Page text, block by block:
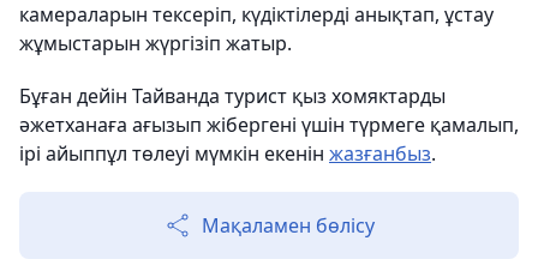
камераларын тексеріп, күдіктілерді анықтап, ұстау
жұмыстарын жүргізіп жатыр.
Бұған дейін Тайванда турист қыз хомяктарды
әжетханаға ағызып жібергені үшін түрмеге қамалып,
ірі айыппұл төлеуі мүмкін екенін жазғанбыз.
Мақаламен бөлісу